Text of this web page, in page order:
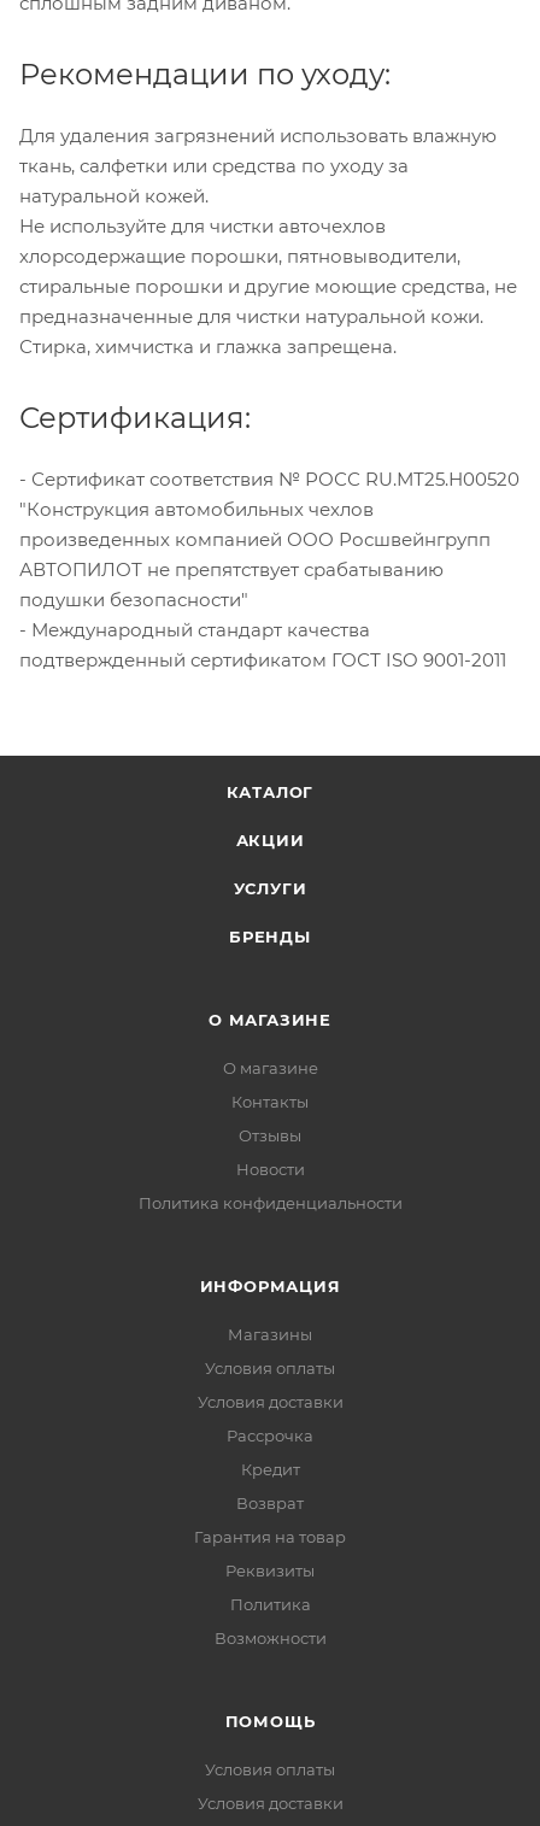
Рекомендации по уходу:
Для удаления загрязнений использовать влажную
ткань, салфетки или средства по уходу за
натуральной кожей.
Не используйте для чистки авточехлов
хлорсодержащие порошки, пятновыводители,
стиральные порошки и другие моющие средства, не
предназначенные для чистки натуральной кожи.
Стирка, химчистка и глажка запрещена.
Сертификация:
- Сертификат соответствия № РОСС RU.МТ25.Н00520
"Конструкция автомобильных чехлов
произведенных компанией ООО Росшвейнгрупп
АВТОПИЛОТ не препятствует срабатыванию
подушки безопасности"
- Международный стандарт качества
подтвержденный сертификатом ГОСТ ISO 9001-2011
КАТАЛОГ
АКЦИИ
УСЛУГИ
БРЕНДЫ
О МАГАЗИНЕ
О магазине
Контакты
Отзывы
Новости
Политика конфиденциальности
ИНФОРМАЦИЯ
Магазины
Условия оплаты
Условия доставки
Рассрочка
Кредит
Возврат
Гарантия на товар
Реквизиты
Политика
Возможности
ПОМОЩЬ
Условия оплаты
Условия доставки